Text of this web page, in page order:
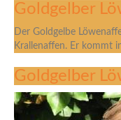
Goldgelber
Der Goldgelbe
Krallenaffen. Er kommt
Goldgelber